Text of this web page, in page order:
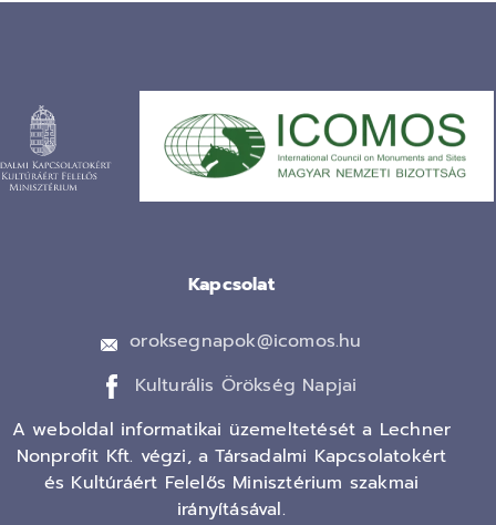
Kapcsolat
oroksegnapok@icomos.hu
Kulturális Örökség Napjai
A weboldal informatikai üzemeltetését a Lechner
Nonprofit Kft. végzi, a Társadalmi Kapcsolatokért
és Kultúráért Felelős Minisztérium szakmai
irányításával.